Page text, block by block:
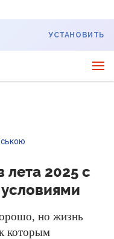
УСТАНОВИТЬ
2025 с
но жизнь
которым